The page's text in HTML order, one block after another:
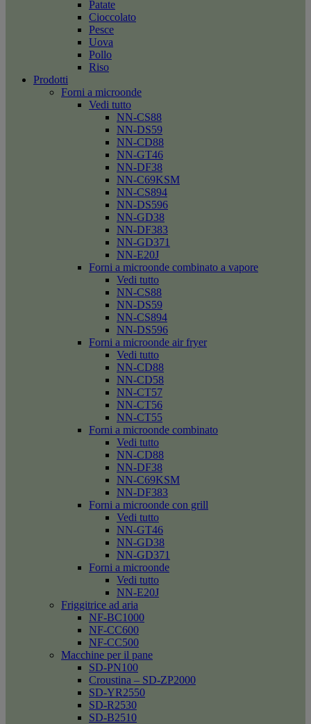
Patate
Cioccolato
Pesce
Uova
Pollo
Riso
Prodotti
Forni a microonde
Vedi tutto
NN-CS88
NN-DS59
NN-CD88
NN-GT46
NN-DF38
NN-C69KSM
NN-CS894
NN-DS596
NN-GD38
NN-DF383
NN-GD371
NN-E20J
Forni a microonde combinato a vapore
Vedi tutto
NN-CS88
NN-DS59
NN-CS894
NN-DS596
Forni a microonde air fryer
Vedi tutto
NN-CD88
NN-CD58
NN-CT57
NN-CT56
NN-CT55
Forni a microonde combinato
Vedi tutto
NN-CD88
NN-DF38
NN-C69KSM
NN-DF383
Forni a microonde con grill
Vedi tutto
NN-GT46
NN-GD38
NN-GD371
Forni a microonde
Vedi tutto
NN-E20J
Friggitrice ad aria
NF-BC1000
NF-CC600
NF-CC500
Macchine per il pane
SD-PN100
Croustina – SD-ZP2000
SD-YR2550
SD-R2530
SD-B2510